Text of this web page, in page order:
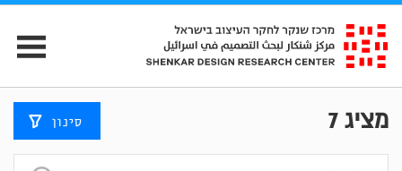
מציג7 סינון